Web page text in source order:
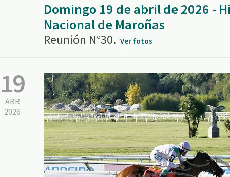
Domingo 19 de abril de 2026 -
Nacional de Maroñas
Reunión N°30. Ver fotos
19
ABR
2026